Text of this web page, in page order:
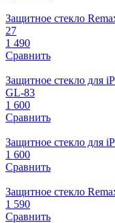
Защитное стекло
27
1 490
Сравнить
Защитное стекло для
GL-83
1 600
Сравнить
Защитное стекло для
1 600
Сравнить
Защитное стекло
1 590
Сравнить